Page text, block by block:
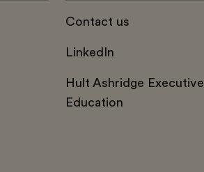
Contact us
LinkedIn
Hult Ashridge Executive
Education